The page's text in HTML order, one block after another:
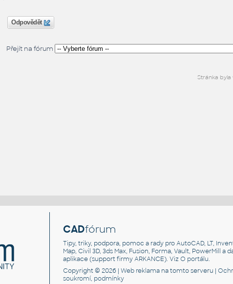
Odpovědět
Přejít na fórum
Stránka byla
CADfórum
Tipy, triky, podpora, pomoc a rady pro AutoCAD, LT,
Map, Civil 3D, 3ds Max, Fusion, Forma, Vault, PowerMill a
aplikace (support firmy ARKANCE). VizO portálu.
Copyright © 2026 |Web reklama na tomto serveru |
soukromí, podmínky